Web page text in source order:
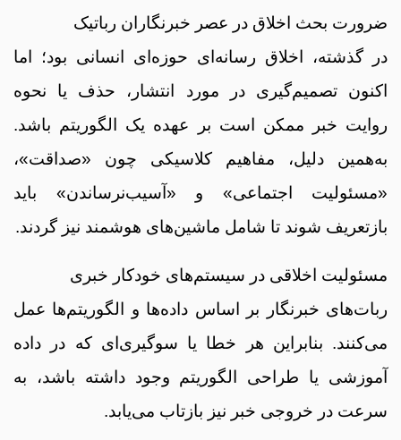
ضرورت بحث اخلاق در عصر خبرنگاران رباتیک
در گذشته، اخلاق رسانه‌ای حوزه‌ای انسانی بود؛ اما
اکنون تصمیم‌گیری در مورد انتشار، حذف یا نحوه
روایت خبر ممکن است بر عهده یک الگوریتم باشد.
به‌همین دلیل، مفاهیم کلاسیکی چون «صداقت»،
«مسئولیت اجتماعی» و «آسیب‌نرساندن» باید
بازتعریف شوند تا شامل ماشین‌های هوشمند نیز گردند.
مسئولیت اخلاقی در سیستم‌های خودکار خبری
ربات‌های خبرنگار بر اساس داده‌ها و الگوریتم‌ها عمل
می‌کنند. بنابراین هر خطا یا سوگیری‌ای که در داده
آموزشی یا طراحی الگوریتم وجود داشته باشد، به
سرعت در خروجی خبر نیز بازتاب می‌یابد.